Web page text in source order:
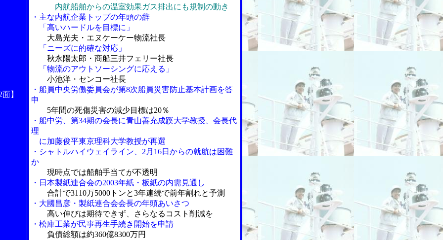
】
内航船舶からの温室効果ガス排出にも規制の動き
・主な内航企業トップの年頭の辞
「高いハードルを目標に」
大島光夫・エヌケーケー物流社長
「ニーズに的確な対応」
秋永陽太郎・商船三井フェリー社長
「物流のアウトソーシングに応える」
小池洋・センコー社長
・船員中央労働委員会が第8次船員災害防止基本計画を答
申
5年間の死傷災害の減少目標は20％
・船中労、第34期の会長に青山善充成蹊大学教授、会長代
理
に加藤俊平東京理科大学教授が再選
・シャトルハイウェイライン、2月16日からの就航は困難
か
現時点では船舶手当てが不透明
・日本製紙連合会の2003年紙・板紙の内需見通し
合計で3110万5000トンと3年連続で前年割れと予測
・大國昌彦・製紙連合会会長の年頭あいさつ
高い伸びは期待できず、さらなるコスト削減を
・松庫工業が民事再生手続き開始を申請
負債総額は約360億8300万円